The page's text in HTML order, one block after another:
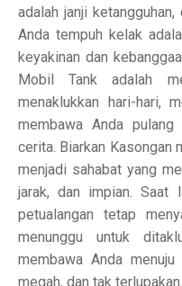
adalah janji
Anda tempuh kelak
keyakinan dan
Mobil Tank adalah
menaklukkan hari-hari,
membawa Anda
cerita. Biarkan Kasongan
menjadi sahabat yang
jarak, dan impian. Saat
petualangan tetap
menunggu untuk
membawa Anda
megah, dan tak terlupakan.